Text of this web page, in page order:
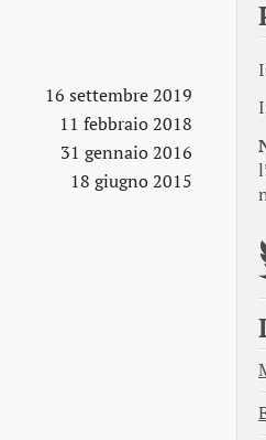
16 settembre 2019
11 febbraio 2018
31 gennaio 2016
18 giugno 2015